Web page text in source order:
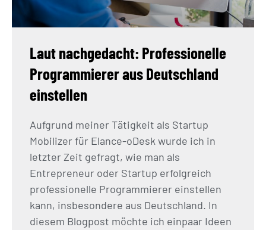
Laut nachgedacht: Professionelle
Programmierer aus Deutschland
einstellen
Aufgrund meiner Tätigkeit als Startup
Mobilizer für Elance-oDesk wurde ich in
letzter Zeit gefragt, wie man als
Entrepreneur oder Startup erfolgreich
professionelle Programmierer einstellen
kann, insbesondere aus Deutschland. In
diesem Blogpost möchte ich einpaar Ideen